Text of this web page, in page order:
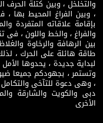
والتخلخل ، وبين كتلة الحرف
، وبين الفراغ المحيط بها ،
بإقامة علاقاته المتفردة
والفراغ ، والخط واللون ،
بين الرهافة والرخاوة
طاقة هائلة على الحرك ،
لبداية جديدة ، يحدوها
وتستمر ، بجهودكم جميعا
، وهى دعوة للتآخى
دبى والكويت والشارقة
الأخرى